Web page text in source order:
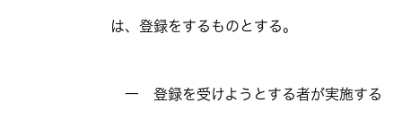
は、登録をするものとする。
一 登録を受けようとする者が実施する